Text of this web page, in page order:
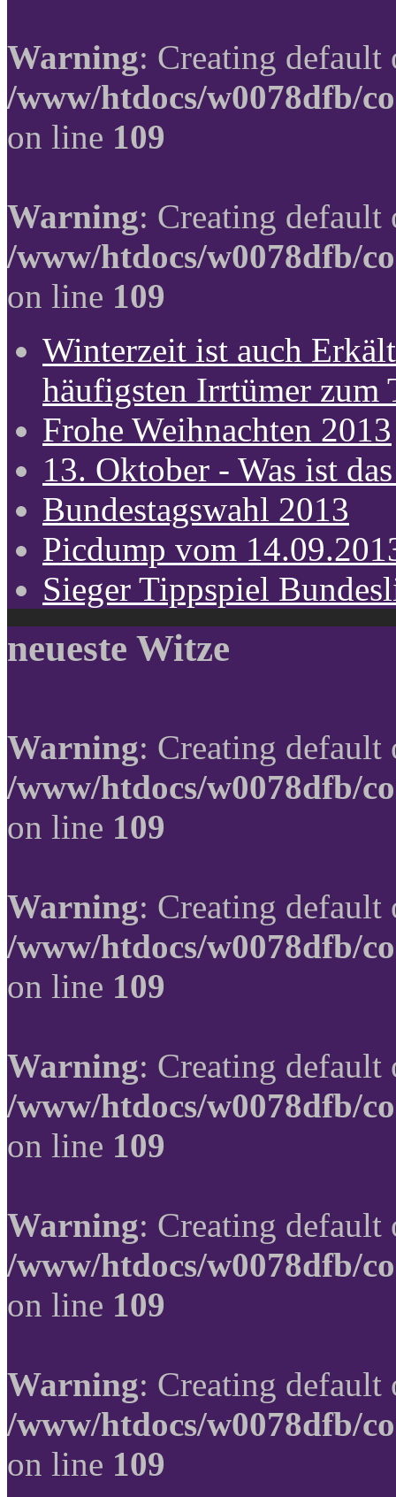
Warning: Creating
/www/htdocs/w0078dfb/
on line 109
Warning: Creating
/www/htdocs/w0078dfb/
on line 109
Winterzeit ist auch
häufigsten Irrtümer zum
Frohe Weihnachten 2013
13. Oktober - Was ist
Bundestagswahl 2013
Picdump vom
Sieger Tippspiel
neueste Witze
Warning: Creating
/www/htdocs/w0078dfb/
on line 109
Warning: Creating
/www/htdocs/w0078dfb/
on line 109
Warning: Creating
/www/htdocs/w0078dfb/
on line 109
Warning: Creating
/www/htdocs/w0078dfb/
on line 109
Warning: Creating
/www/htdocs/w0078dfb/
on line 109